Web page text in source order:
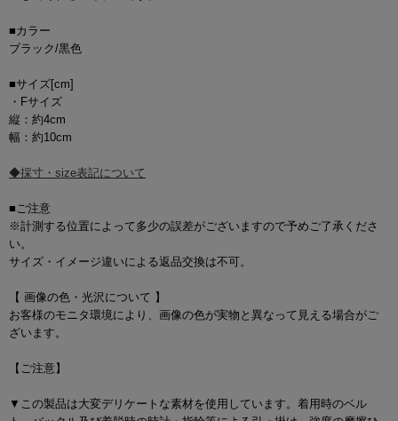
■カラー
ブラック/黒色
■サイズ[cm]
・Fサイズ
縦：約4cm
幅：約10cm
◆採寸・size表記について
■ご注意
※計測する位置によって多少の誤差がございますので予めご了承くださ
い。
サイズ・イメージ違いによる返品交換は不可。
【 画像の色・光沢について 】
お客様のモニタ環境により、画像の色が実物と異なって見える場合がご
ざいます。
【ご注意】
▼この製品は大変デリケートな素材を使用しています。着用時のベル